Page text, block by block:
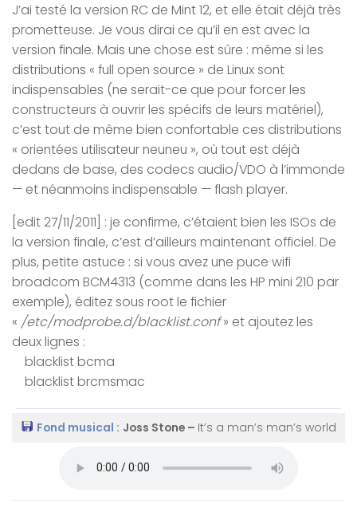
J’ai testé la version RC de Mint 12, et elle était déjà très
prometteuse. Je vous dirai ce qu’il en est avec la
version finale. Mais une chose est sûre : même si les
distributions « full open source » de Linux sont
indispensables (ne serait-ce que pour forcer les
constructeurs à ouvrir les spécifs de leurs matériel),
c’est tout de même bien confortable ces distributions
« orientées utilisateur neuneu », où tout est déjà
dedans de base, des codecs audio/VDO à l’immonde
— et néanmoins indispensable — flash player.
[edit 27/11/2011] : je confirme, c’étaient bien les ISOs de
la version finale, c’est d’ailleurs maintenant officiel. De
plus, petite astuce : si vous avez une puce wifi
broadcom BCM4313 (comme dans les HP mini 210 par
exemple), éditez sous root le fichier
« /etc/modprobe.d/blacklist.conf» et ajoutez les
deux lignes :
blacklist bcma
blacklist brcmsmac
Fond musical : Joss Stone – It’s a man’s man’s world